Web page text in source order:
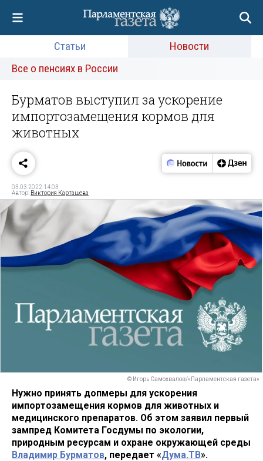
Статьи
Новости
Все о пенсиях в России
Бурматов выступил за ускорение
импортозамещения кормов для
животных
03.03.2022 14:03
Автор: Виктория Карташева
© Игорь Самохвалов/«Парламентская газета»
Нужно принять допмеры для ускорения
импортозамещения кормов для животных и
медицинского препаратов. Об этом заявил первый
зампред Комитета Госдумы по экологии,
природным ресурсам и охране окружающей среды
Владимир Бурматов, передает «Дума.ТВ».